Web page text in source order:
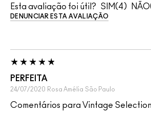
Esta avaliação foi útil? 4
DENUNCIAR ESTA AVALIAÇÃO
PERFEITA
24/07/2020 Rosa Amélia São Paulo
Comentários para Vintage Selection